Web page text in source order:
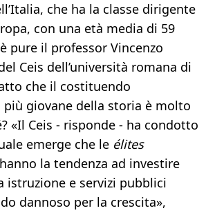
che ha la classe dirigente
con una età media di 59
pure il professor Vincenzo
Ceis dell’università romana di
che il costituendo
più giovane della storia è molto
«Il Ceis - risponde - ha condotto
emerge che le élites
la tendenza ad investire
istruzione e servizi pubblici
dannoso per la crescita»,